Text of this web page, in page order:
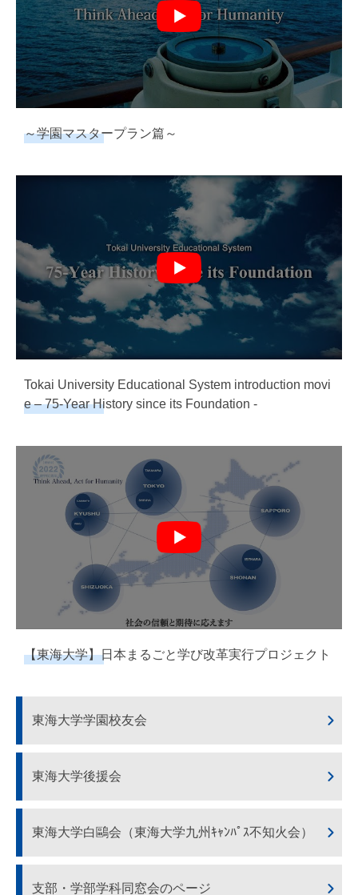
～学園マスタープラン篇～
Tokai University Educational System introduction movi
e – 75-Year History since its Foundation -
【東海大学】日本まるごと学び改革実行プロジェクト
東海大学学園校友会
東海大学後援会
東海大学白鷗会（東海大学九州ｷｬﾝﾊﾟｽ不知火会）
支部・学部学科同窓会のページ